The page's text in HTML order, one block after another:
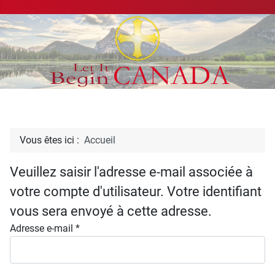
Vous êtes ici : Accueil
Veuillez saisir l'adresse e-mail associée à
votre compte d'utilisateur. Votre identifiant
vous sera envoyé à cette adresse.
Adresse e-mail *